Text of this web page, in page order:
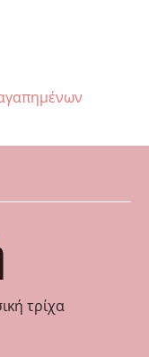
τρίχα